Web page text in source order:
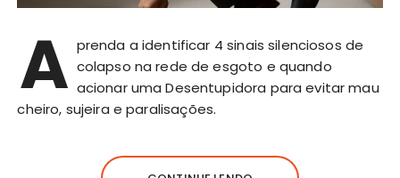
A prenda a identificar 4 sinais silenciosos de
colapso na rede de esgoto e quando
acionar uma Desentupidora para evitar mau
cheiro, sujeira e paralisações.